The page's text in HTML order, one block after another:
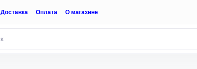
Доставка Оплата О магазине